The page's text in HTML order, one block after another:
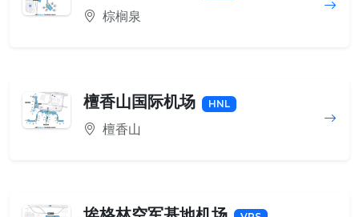
棕榈泉
檀香山国际机场 HNL
檀香山